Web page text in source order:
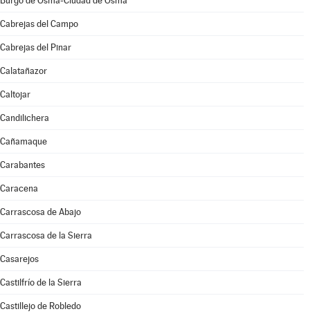
Cabrejas del Campo
Cabrejas del Pinar
Calatañazor
Caltojar
Candilichera
Cañamaque
Carabantes
Caracena
Carrascosa de Abajo
Carrascosa de la Sierra
Casarejos
Castilfrío de la Sierra
Castillejo de Robledo